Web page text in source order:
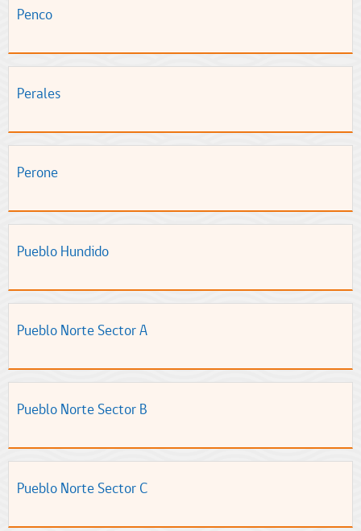
Penco
Perales
Perone
Pueblo Hundido
Pueblo Norte Sector A
Pueblo Norte Sector B
Pueblo Norte Sector C